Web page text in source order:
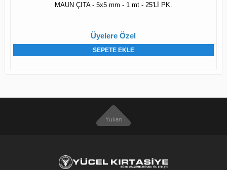
MAUN ÇITA - 5x5 mm - 1 mt - 25'Lİ PK.
Üyelere Özel
SEPETE EKLE